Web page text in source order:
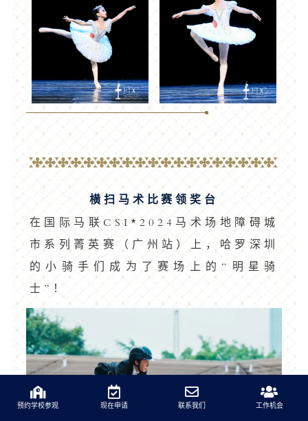
横扫马术比赛领奖台
在国际马联CSI*2024马术场地障碍城
市系列菁英赛（广州站）上，哈罗深圳
的小骑手们成为了赛场上的“明星骑
士”！
预约学校参观 现在申请 联系我们 工作机会